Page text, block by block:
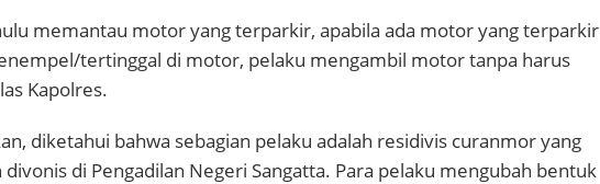
memantau motor yang terparkir, apabila ada motor yang terparkir
tertinggal di motor, pelaku mengambil motor tanpa harus
Kapolres.
diketahui bahwa sebagian pelaku adalah residivis curanmor yang
di Pengadilan Negeri Sangatta. Para pelaku mengubah bentuk